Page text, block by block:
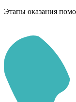
Этапы оказания